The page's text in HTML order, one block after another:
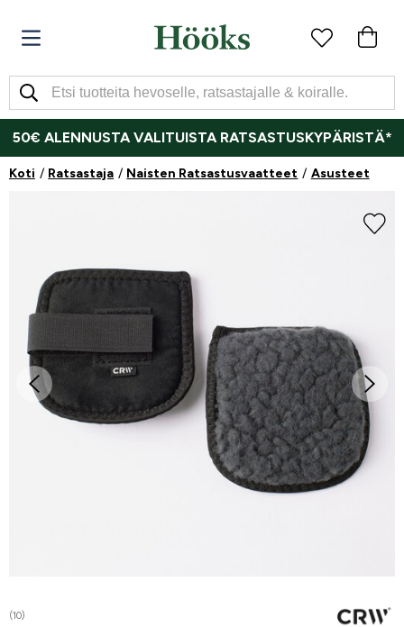
50€ ALENNUSTA VALITUISTA RATSASTUSKYPÄRISTÄ*
Koti Ratsastaja Naisten Ratsastusvaatteet Asusteet
(10)